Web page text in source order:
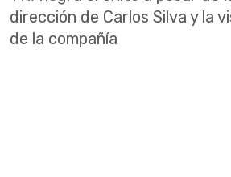
dirección de Carlos Silva y la
de la compañía